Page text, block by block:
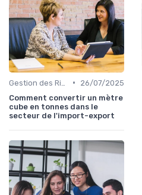
•
26/07/2025
Comment convertir un mètre
cube en tonnes dans le
secteur de l'import-export